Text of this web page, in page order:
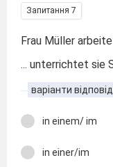
Запитання 7
Frau Müller
... unterrichtet sie
варіанти
in einem/ im
in einer/im